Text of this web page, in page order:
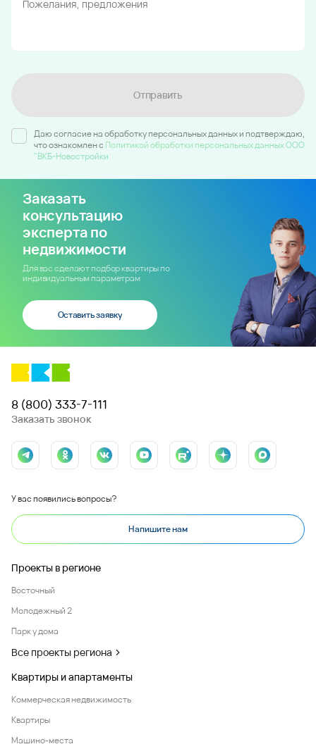
Отправить
Даю согласие на обработку персональных данных и подтверждаю,
что ознакомлен c Политикой обработки персональных данных ООО
"ВКБ-Новостройки
Заказать
консультацию
эксперта по
недвижимости
Для вас сделают подбор квартиры по
индивидуальным параметрам
Оставить заявку
8 (800) 333-7-111
Заказать звонок
У вас появились вопросы?
Напишите нам
Проекты в регионе
Восточный
Молодежный 2
Парк у дома
Все проекты региона
Квартиры и апартаменты
Коммерческая недвижимость
Квартиры
Машино-места